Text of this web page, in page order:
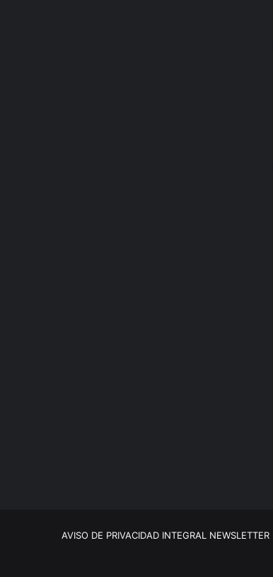
AVISO DE PRIVACIDAD INTEGRAL NEWSLETTER |